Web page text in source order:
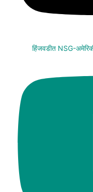
हिंजवडीत NSG-